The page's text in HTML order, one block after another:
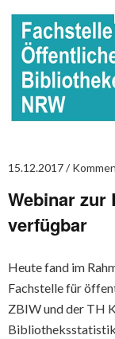
15.12.2017
Webinar zur
verfügbar
Heute fand im
Fachstelle für
ZBIW und der TH